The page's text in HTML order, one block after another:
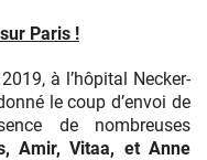
Paris !
à l’hôpital Necker-
le coup d’envoi de
de nombreuses
Amir, Vitaa, et Anne